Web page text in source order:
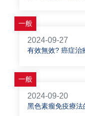
一般
2024-09-27
有效無效? 癌症治
一般
2024-09-20
黑色素瘤免疫療法